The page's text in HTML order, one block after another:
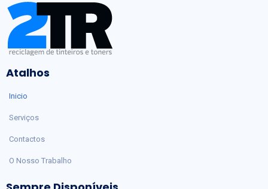
Atalhos
Inicio
Serviços
Contactos
O Nosso Trabalho